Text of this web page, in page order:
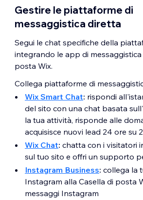
Gestire le piattaforme di
messaggistica diretta
Segui le chat specifiche della
integrando le app di messaggistica
posta Wix.
Collega piattaforme di
Wix Smart Chat: rispondi
del sito con una chat basata
la tua attività, risponde alle
acquisisce nuovi lead 24 ore su
Wix Chat: chatta con i visitatori
sul tuo sito e offri un supporto
Instagram Business: collega la
Instagram alla Casella di posta
messaggi Instagram